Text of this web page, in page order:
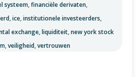
systeem,financiële derivaten,
,ice,institutionele investeerders,
exchange,liquiditeit,new york stock
,veiligheid,vertrouwen